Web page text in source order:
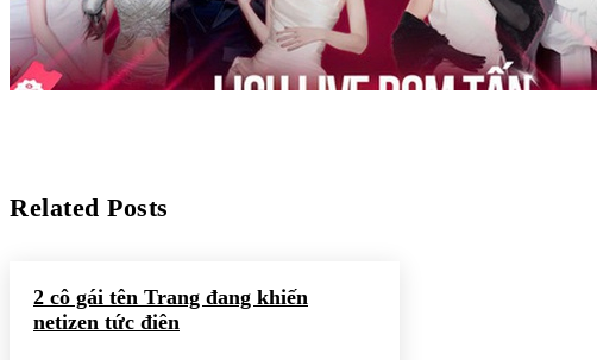
Related Posts
2 cô gái tên Trang đang khiến
netizen tức điên